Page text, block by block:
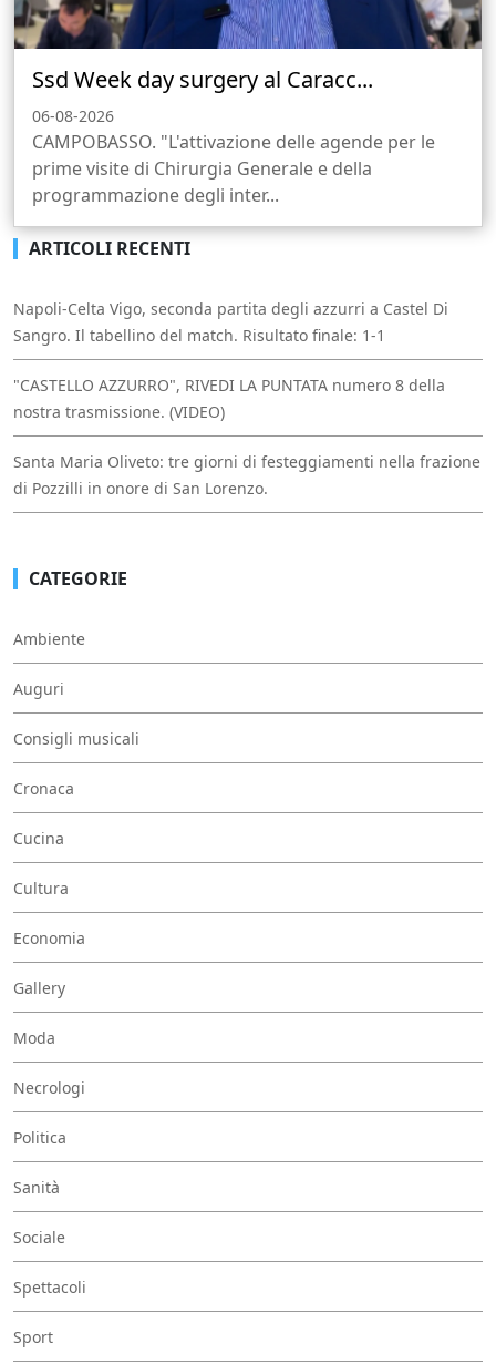
Ssd Week day surgery al Caracc...
06-08-2026
CAMPOBASSO. "L'attivazione delle agende per le
prime visite di Chirurgia Generale e della
programmazione degli inter...
ARTICOLI RECENTI
Napoli-Celta Vigo, seconda partita degli azzurri a Castel Di
Sangro. Il tabellino del match. Risultato finale: 1-1
"CASTELLO AZZURRO", RIVEDI LA PUNTATA numero 8 della
nostra trasmissione. (VIDEO)
Santa Maria Oliveto: tre giorni di festeggiamenti nella frazione
di Pozzilli in onore di San Lorenzo.
CATEGORIE
Ambiente
Auguri
Consigli musicali
Cronaca
Cucina
Cultura
Economia
Gallery
Moda
Necrologi
Politica
Sanità
Sociale
Spettacoli
Sport